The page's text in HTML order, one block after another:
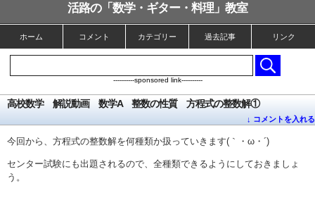
活路の「数学・ギター・料理」教室
ホーム コメント カテゴリー 過去記事 リンク
----------sponsored link----------
高校数学 解説動画 数学A 整数の性質 方程式の整数解①
↓ コメントを入れる
今回から、方程式の整数解を何種類か扱っていきます(｀・ω・´)
センター試験にも出題されるので、全種類できるようにしておきましょ
う。